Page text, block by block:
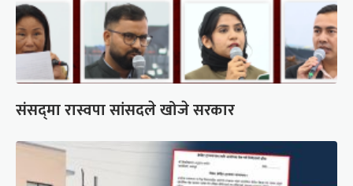
संसद्‍मा रास्वपा सांसदले खोजे सरकार